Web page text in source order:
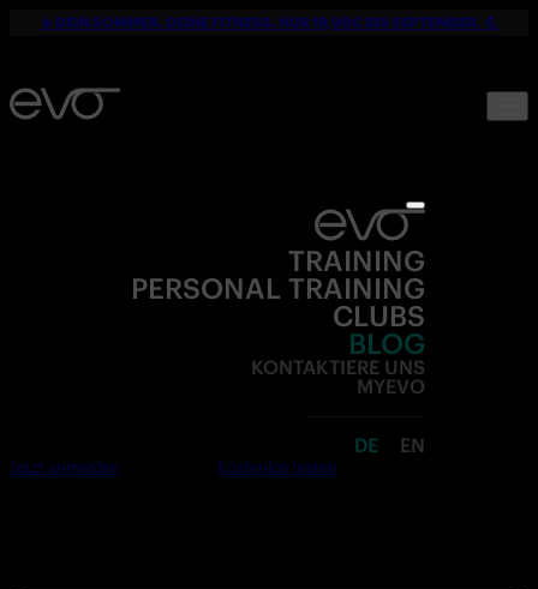
☀️ DEIN SOMMER. DEINE FITNESS. NUR 19,90€ BIS SEPTEMBER. 💪
TRAINING
PERSONAL TRAINING
CLUBS
BLOG
KONTAKTIERE UNS
MYEVO
DE EN
Jetzt anmelden Kostenlos testen